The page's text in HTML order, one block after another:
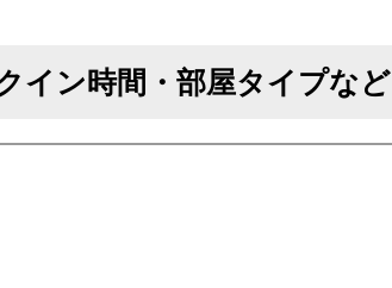
イン時間・部屋タイプなど